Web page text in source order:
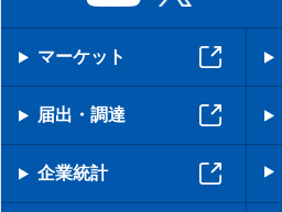
マーケット
届出・調達
企業統計